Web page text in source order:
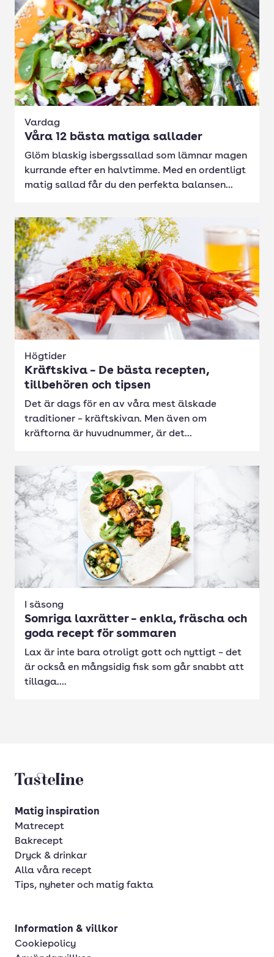
Vardag
Våra 12 bästa matiga sallader
Glöm blaskig isbergssallad som lämnar magen
kurrande efter en halvtimme. Med en ordentligt
matig sallad får du den perfekta balansen...
Högtider
Kräftskiva – De bästa recepten,
tillbehören och tipsen
Det är dags för en av våra mest älskade
traditioner – kräftskivan. Men även om
kräftorna är huvudnummer, är det...
I säsong
Somriga laxrätter – enkla, fräscha och
goda recept för sommaren
Lax är inte bara otroligt gott och nyttigt – det
är också en mångsidig fisk som går snabbt att
tillaga....
Tasteline startsida
Matig inspiration
Matrecept
Bakrecept
Dryck & drinkar
Alla våra recept
Tips, nyheter och matig fakta
Information & villkor
Cookiepolicy